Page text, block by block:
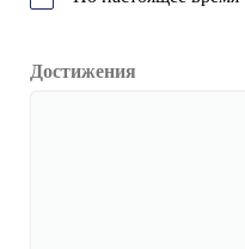
Достижения